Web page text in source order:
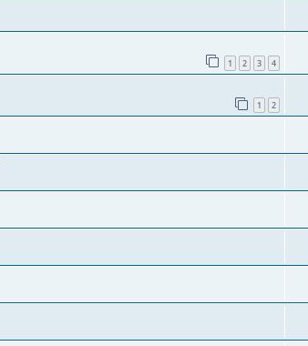
1 2 3 4
1 2